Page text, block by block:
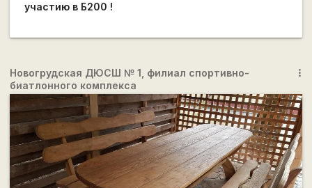
участию в Б200 !
Новогрудская ДЮСШ № 1, филиал спортивно-
биатлонного комплекса
more_vert